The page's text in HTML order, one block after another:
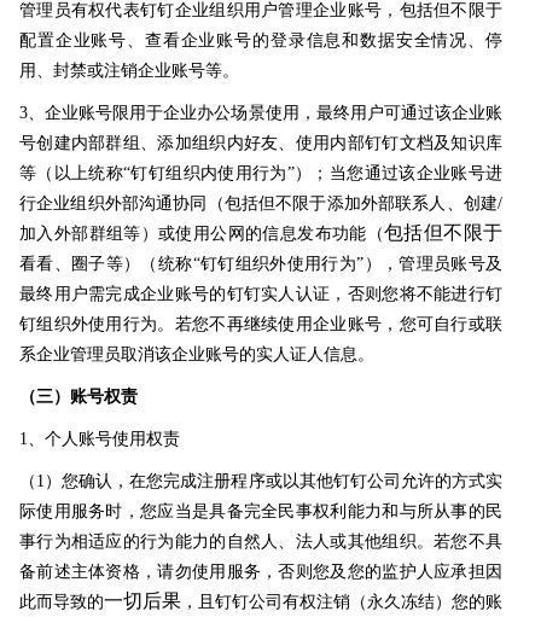
管理员有权代表钉钉企业组织用户管理企业账号，包括但不限于
配置企业账号、查看企业账号的登录信息和数据安全情况、停
用、封禁或注销企业账号等。
3、企业账号限用于企业办公场景使用，最终用户可通过该企业账
号创建内部群组、添加组织内好友、使用内部钉钉文档及知识库
等（以上统称“钉钉组织内使用行为”）；当您通过该企业账号进
行企业组织外部沟通协同（包括但不限于添加外部联系人、创建/
加入外部群组等）或使用公网的信息发布功能（包括但不限于
看看、圈子等）（统称“钉钉组织外使用行为”），管理员账号及
最终用户需完成企业账号的钉钉实人认证，否则您将不能进行钉
钉组织外使用行为。若您不再继续使用企业账号，您可自行或联
系企业管理员取消该企业账号的实人证人信息。
（三）账号权责
1、个人账号使用权责
（1）您确认，在您完成注册程序或以其他钉钉公司允许的方式实
际使用服务时，您应当是具备完全民事权利能力和与所从事的民
事行为相适应的行为能力的自然人、法人或其他组织。若您不具
备前述主体资格，请勿使用服务，否则您及您的监护人应承担因
此而导致的一切后果 ，且钉钉公司有权注销（永久冻结）您的账